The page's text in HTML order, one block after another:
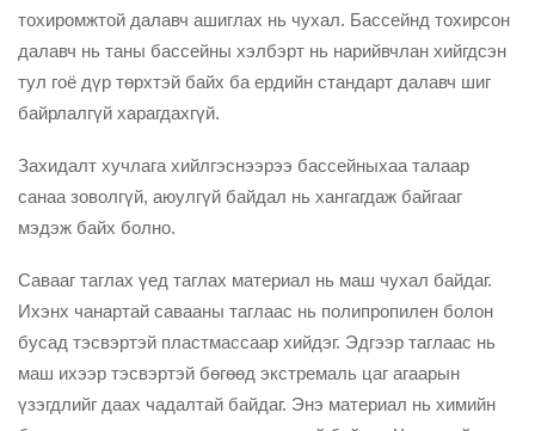
тохиромжтой далавч ашиглах нь чухал. Бассейнд тохирсон
далавч нь таны бассейны хэлбэрт нь нарийвчлан хийгдсэн
тул гоё дүр төрхтэй байх ба ердийн стандарт далавч шиг
байрлалгүй харагдахгүй.
Захидалт хучлага хийлгэснээрээ бассейныхаа талаар
санаа зоволгүй, аюулгүй байдал нь хангагдаж байгааг
мэдэж байх болно.
Савааг таглах үед таглах материал нь маш чухал байдаг.
Ихэнх чанартай савааны таглаас нь полипропилен болон
бусад тэсвэртэй пластмассаар хийдэг. Эдгээр таглаас нь
маш ихээр тэсвэртэй бөгөөд экстремаль цаг агаарын
үзэгдлийг даах чадалтай байдаг. Энэ материал нь химийн